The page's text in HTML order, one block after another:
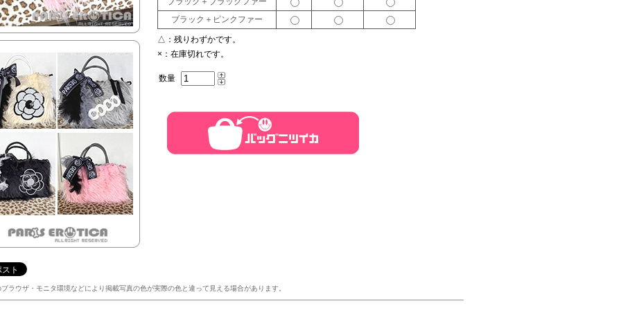
ブラック＋ピンクファー
△： 残りわずかです。
×： 在庫切れです。
数量
ラウザ・モニタ環境などにより掲載写真の色が実際の色と違って見える場合があります。